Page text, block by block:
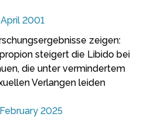
2001
zeigen:
steigert die Libido bei
die unter vermindertem
Verlangen leiden
2025